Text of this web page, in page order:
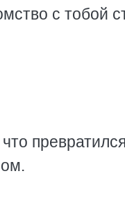
с тобой